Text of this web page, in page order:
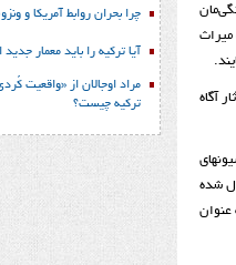
آگاه
شده
عنوان
چرا بحران روابط آمریکا و
آیا ترکیه را باید معمار
مراد اوجالان از «واقعیت
ترکیه چیست؟